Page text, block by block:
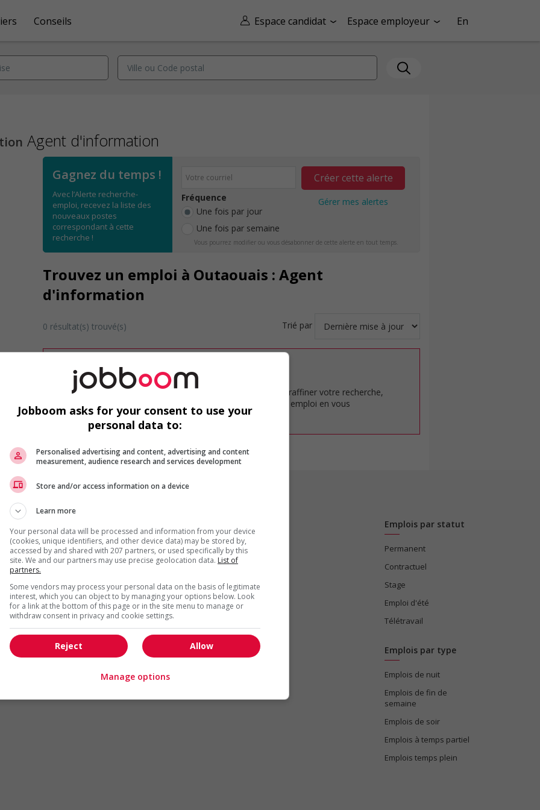
Espace candidat Espace employeur En
Conseils
Agent d'information
Gagnez du temps !
Avec l’Alerte recherche-
emploi, recevez la liste des
nouveaux postes
correspondant à cette
recherche !
Fréquence
Une fois par jour
Une fois par semaine
Créer cette alerte
Gérer mes alertes
Vous pourrez modifier ou vous désabonner de cette alerte en tout temps.
Trouvez un emploi à Outaouais : Agent
d'information
0 résultat(s) trouvé(s) Trié par
Désolé, cette recherche n'a produit aucun résultat.
Veuillez faire une nouvelle recherche.
Vous pouvez en tout temps utiliser nos outils pour raffiner votre recherche,
ou chercher un poste selon votre profil d'intérêt en emploi en vous
inscrivantcomme membre Jobboom.
Arts et métiers de la mode Automobile et transport
Cadres supérieurs
Commerce / Offres de services
Comptabilité / Assurance
Construction / Manutention
Droit
Ingénierie / Sciences
Marketing / Communication
Ressources humaines
Tourisme / Hôtellerie
Santé
Emplois par statut
Permanent
Contractuel
Stage
Emploi d'été
Télétravail
Emplois par type
Emplois de nuit
Emplois de fin de
semaine
Emplois de soir
Emplois à temps partiel
Emplois temps plein
Jobboom asks for your consent to use your
personal data to:
Personalised advertising and content, advertising and content
measurement, audience research and services development
Store and/or access information on a device
Learn more
Your personal data will be processed and information from your device
(cookies, unique identifiers, and other device data) may be stored by,
accessed by and shared with 207 partners, or used specifically by this
site. We and our partners may use precise geolocation data. List of
partners.
Some vendors may process your personal data on the basis of legitimate
interest, which you can object to by managing your options below. Look
for a link at the bottom of this page or in the site menu to manage or
withdraw consent in privacy and cookie settings.
Allow
Reject
Manage options